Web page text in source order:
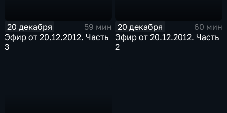
20 декабря
59 мин
Эфир от 20.12.2012. Часть
3
20 декабря
60 мин
Эфир от 20.12.2012. Часть
2